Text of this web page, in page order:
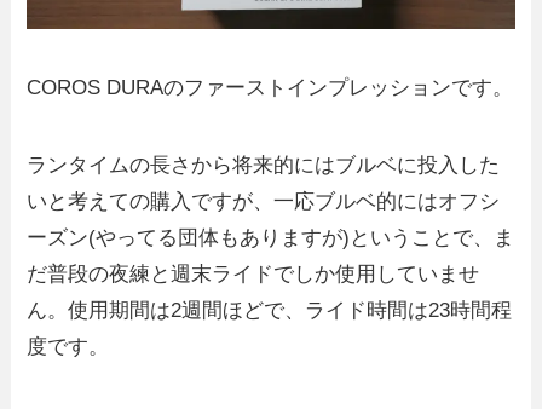
COROS DURAのファーストインプレッションです。
ランタイムの長さから将来的にはブルベに投入した
いと考えての購入ですが、一応ブルベ的にはオフシ
ーズン(やってる団体もありますが)ということで、ま
だ普段の夜練と週末ライドでしか使用していませ
ん。使用期間は2週間ほどで、ライド時間は23時間程
度です。